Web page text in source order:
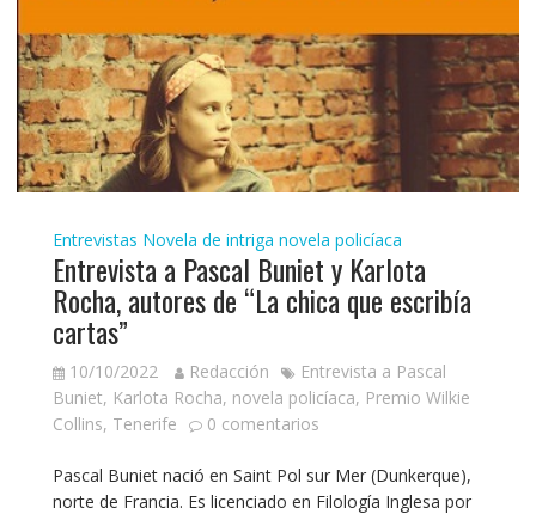
Entrevistas Novela de intriga novela policíaca
Entrevista a Pascal Buniet y Karlota
Rocha, autores de “La chica que escribía
cartas”
10/10/2022 Redacción
Entrevista a Pascal
Buniet, Karlota Rocha, novela policíaca, Premio Wilkie
Collins, Tenerife 0 comentarios
Pascal Buniet nació en Saint Pol sur Mer (Dunkerque),
norte de Francia. Es licenciado en Filología Inglesa por